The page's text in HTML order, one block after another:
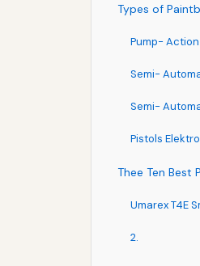
Types of
Pump-
Semi-
Semi-
Pistols
Thee Ten Best
Umarex T4E
2.